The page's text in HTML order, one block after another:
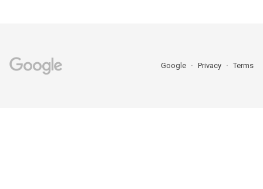
Google Privacy Terms